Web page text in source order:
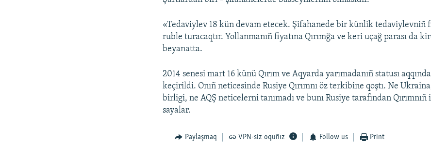
«Tedaviylev 18 kün devam etecek. Şifahanede bir künlik tedaviylevniñ
ruble turacaqtır. Yollanmanıñ fiyatına Qırımğa ve keri uçağ parası da
beyanatta.
2014 senesi mart 16 künü Qırım ve Aqyarda yarımadanıñ statusı
keçirildi. Onıñ neticesinde Rusiye Qırımnı öz terkibine qoştı. Ne
birligi, ne AQŞ neticelerni tanımadı ve bunı Rusiye tarafından Qırımnıñ
sayalar.
Paylaşmaq VPN-siz oquñız Follow us Print